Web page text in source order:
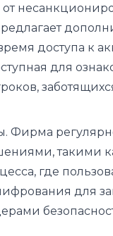
доступа к
для
Фирма
такими
где
для